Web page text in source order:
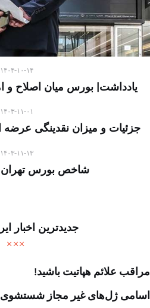
۱۴۰۴-۱۰-۱۴
یادداشت| بورس میان اصلاح و
۱۴۰۳-۱۱-۰۱
جزئیات و میزان نقدینگی
۱۴۰۳-۱۱-۱۳
شاخص بورس
جدیدترین اخبار
مراقب علائم هپاتیت باشید!
اسامی ژل‌های غیر مجاز